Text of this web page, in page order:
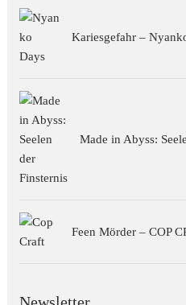
Kariesgefahr –
Made in Abyss:
Feen Mörder – COP